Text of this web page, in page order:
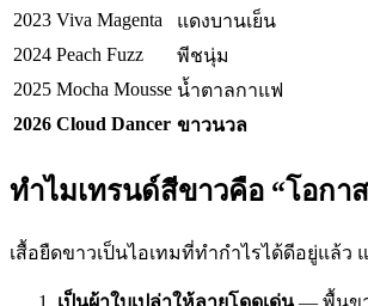
2023 Viva Magenta
แดงบานเย็น
2024 Peach Fuzz
พีชนุ่ม
2025 Mocha Mousse น้ำตาลกาแฟ
2026 Cloud Dancer ขาวนวล
ทำไมเทรนด์สีขาวคือ “โอกา
เสื้อยืดขาวเป็นไอเทมที่ทำกำไรได้ดีอยู่แล้ว
เป็นผ้าใบเปล่าให้ลายโดดเด่น— พื้นขา